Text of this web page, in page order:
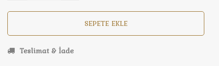
SEPETE EKLE
Teslimat & İade